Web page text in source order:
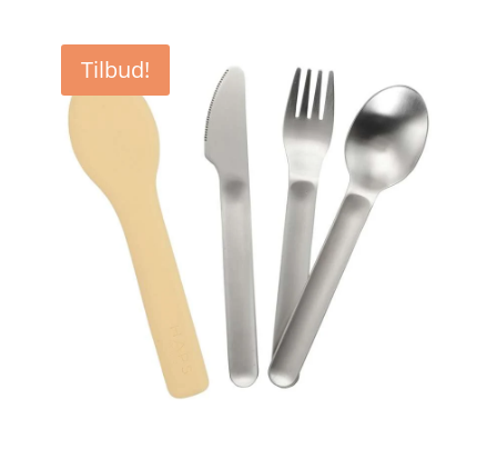
var:
kr. 249,00.
kr. 199,20.
Tilbud!